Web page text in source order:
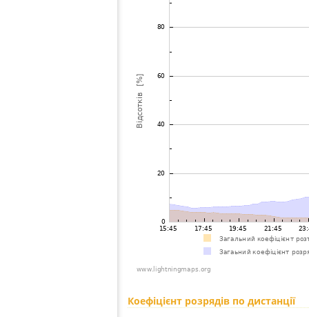
Коефіцієнт розрядів по дистанції